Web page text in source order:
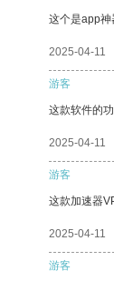
这个是app神
2025-04-11
游客
这款软件的
2025-04-11
游客
这款加速器
2025-04-11
游客